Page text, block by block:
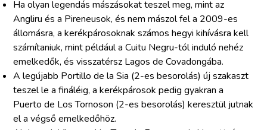
Ha olyan legendás mászásokat teszel meg, mint az
Angliru és a Pireneusok, és nem mászol fel a 2009-es
állomásra, a kerékpárosoknak számos hegyi kihívásra kell
számítaniuk, mint például a Cuitu Negru-tól induló nehéz
emelkedők, és visszatérsz Lagos de Covadongába.
A legújabb Portillo de la Sia (2-es besorolás) új szakaszt
teszel le a fináléig, a kerékpárosok pedig gyakran a
Puerto de Los Tornoson (2-es besorolás) keresztül jutnak
el a végső emelkedőhöz.